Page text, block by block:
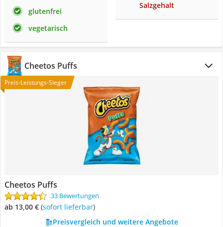
glutenfrei
vegetarisch
Salzgehalt
Cheetos Puffs
Preis-Leistungs-Sieger
Cheetos Puffs
33 Bewertungen
ab 13,00 € ( Sofort lieferbar)
Preisvergleich und weitere Angebote